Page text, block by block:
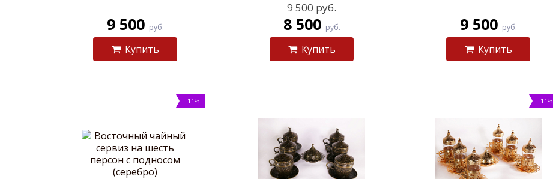
9 500 руб.
Купить
9 500 руб.
8 500 руб.
Купить
9 500 руб.
Купить
-11% -11%